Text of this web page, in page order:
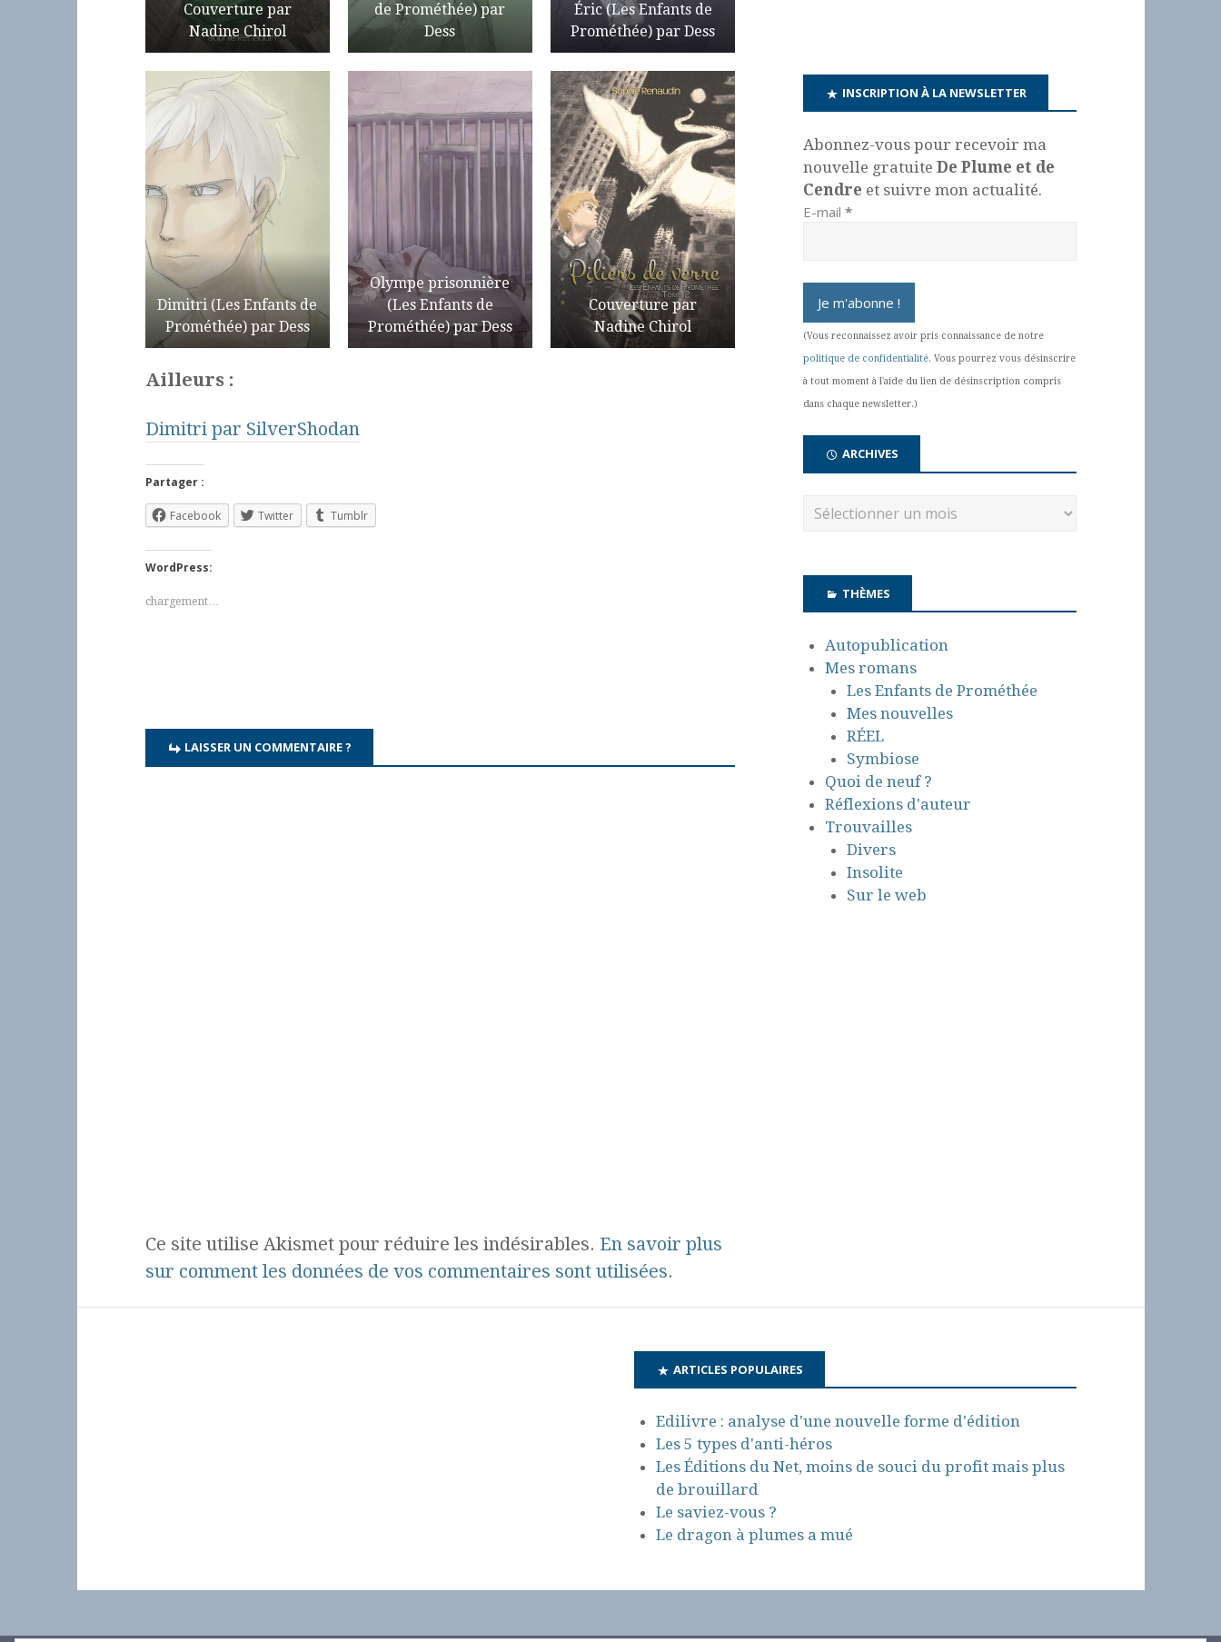
Couverture par
Nadine Chirol
de Prométhée) par
Dess
Éric (Les Enfants de
Prométhée) par Dess
Dimitri (Les Enfants de
Prométhée) par Dess
Olympe prisonnière
(Les Enfants de
Prométhée) par Dess
Couverture par
Nadine Chirol
Ailleurs :
Dimitri par SilverShodan
Partager :
Facebook Twitter Tumblr
WordPress:
chargement…
LAISSER UN COMMENTAIRE ?
Ce site utilise Akismet pour réduire les indésirables. En savoir plus
sur comment les données de vos commentaires sont utilisées.
INSCRIPTION À LA NEWSLETTER
Abonnez-vous pour recevoir ma
nouvelle gratuiteDe Plume et de
Cendre et suivre mon actualité.
E-mail*
(Vous reconnaissez avoir pris connaissance de notre
politique de confidentialité. Vous pourrez vous désinscrire
à tout moment à l'aide du lien de désinscription compris
dans chaque newsletter.)
ARCHIVES
THÈMES
Autopublication
Mes romans
Les Enfants de Prométhée
Mes nouvelles
RÉEL
Symbiose
Quoi de neuf ?
Réflexions d'auteur
Trouvailles
Divers
Insolite
Sur le web
ARTICLES POPULAIRES
Edilivre : analyse d'une nouvelle forme d'édition
Les 5 types d'anti-héros
Les Éditions du Net, moins de souci du profit mais plus
de brouillard
Le saviez-vous ?
Le dragon à plumes a mué